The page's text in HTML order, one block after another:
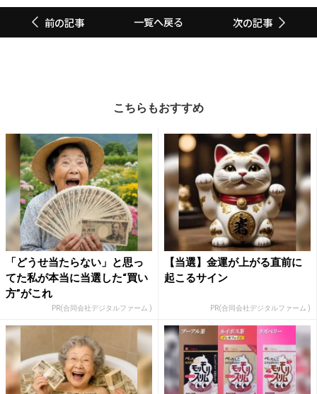
前の記事 一覧へ戻る 次の記事
こちらもおすすめ
「どうせ当たらない」と思っ
てた私が本当に当選した“買い
方”がこれ
PR(合同会社デジタルファーム )
【当選】金運が上がる直前に
起こるサイン
PR(合同会社デジタルファーム )